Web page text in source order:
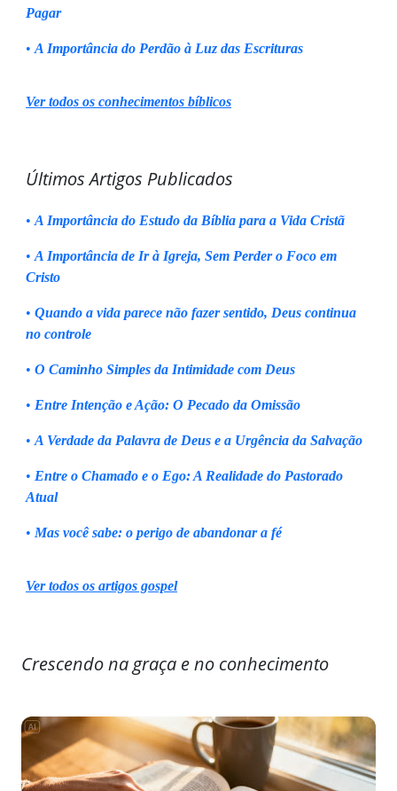
Pagar
• A Importância do Perdão à Luz das Escrituras
Ver todos os conhecimentos bíblicos
Últimos Artigos Publicados
• A Importância do Estudo da Bíblia para a Vida Cristã
• A Importância de Ir à Igreja, Sem Perder o Foco em
Cristo
• Quando a vida parece não fazer sentido, Deus continua
no controle
• O Caminho Simples da Intimidade com Deus
• Entre Intenção e Ação: O Pecado da Omissão
• A Verdade da Palavra de Deus e a Urgência da Salvação
• Entre o Chamado e o Ego: A Realidade do Pastorado
Atual
• Mas você sabe: o perigo de abandonar a fé
Ver todos os artigos gospel
Crescendo na graça e no conhecimento